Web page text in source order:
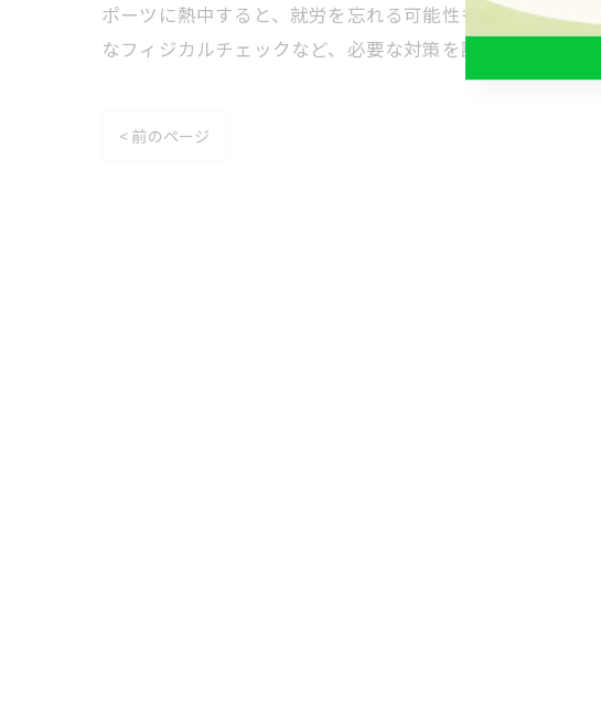
ポーツに熱中すると、就労を忘れる可能性も考えられま
なフィジカルチェックなど、必要な対策を講じる必要があ
< 前のページ